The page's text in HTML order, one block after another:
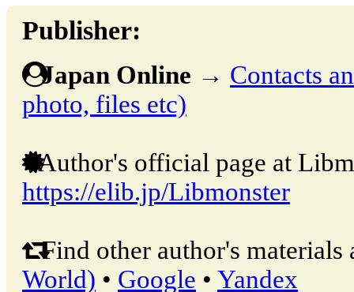
Publisher:
Japan Online → Contacts
photo, files etc)
Author's official page at
https://elib.jp/Libmonster
Find other author's materials
World) • Google • Yandex